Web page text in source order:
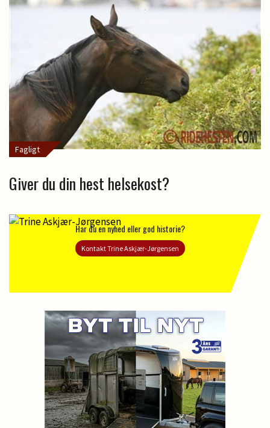
Fagligt
Giver du din hest helsekost?
Har du en nyhed eller god historie?
Kontakt Trine Askjær-Jørgensen